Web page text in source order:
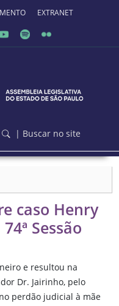
EXTRANET
| Buscar no site
caso Henry
Sessão
e resultou na
Dr. Jairinho, pelo
perdão judicial à mãe